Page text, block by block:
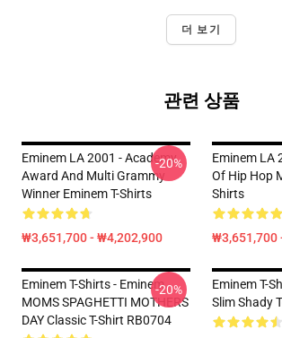
더 보기
관련 상품
Eminem LA 2001 - Academy
Award And Multi Grammy
Winner Eminem T-Shirts
₩3,651,700 - ₩4,202,900
-20%
Eminem LA
Of Hip Hop
Shirts
₩3,651,700
Eminem T-Shirts - Eminem
MOMS SPAGHETTI MOTHERS
DAY Classic T-Shirt RB0704
-20%
Eminem T-
Slim Shady